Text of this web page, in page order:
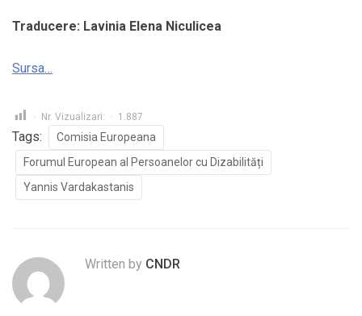
Traducere: Lavinia Elena Niculicea
Sursa…
Nr. Vizualizari: 1.887
Tags:
Comisia Europeana
Forumul European al Persoanelor cu Dizabilități
Yannis Vardakastanis
Written by CNDR